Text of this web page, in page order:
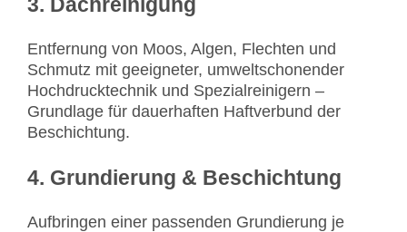
Entfernung von Moos, Algen, Flechten und
Schmutz mit geeigneter, umweltschonender
Hochdrucktechnik und Spezialreinigern –
Grundlage für dauerhaften Haftverbund der
Beschichtung.
4. Grundierung & Beschichtung
Aufbringen einer passenden Grundierung je